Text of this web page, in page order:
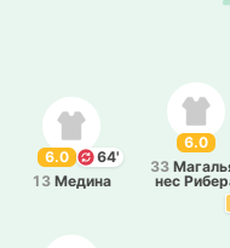
6.0
33
нес
6.0
64'
13 Медина